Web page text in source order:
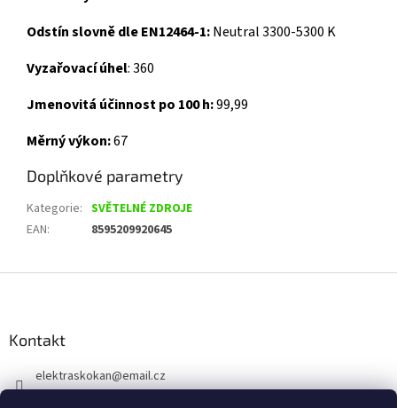
Odstín slovně dle EN12464-1:Neutral 3300-5300 K
Vyzařovací úhel: 360
Jmenovitá účinnost po 100 h:99,99
Měrný výkon:67
Doplňkové parametry
Kategorie: SVĚTELNÉ ZDROJE
EAN: 8595209920645
Kontakt
elektraskokan@email.cz